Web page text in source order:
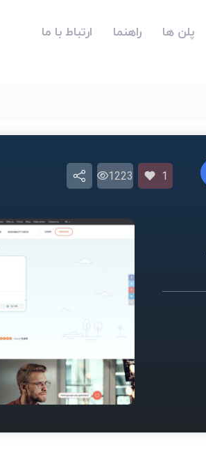
پلن ها راهنما ارتباط با ما
1
1223